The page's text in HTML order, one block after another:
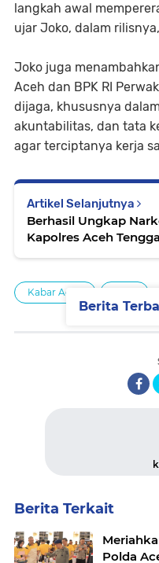
langkah awal
ujar Joko, dalam
Joko juga
Aceh dan BPK RI
dijaga, khususnya
akuntabilitas, dan tata
agar terciptanya kerja
Artikel Selanjutnya
Berhasil Ungkap
Kapolres Aceh
Kabar Aceh
Berita Terkait
Polda
Berita